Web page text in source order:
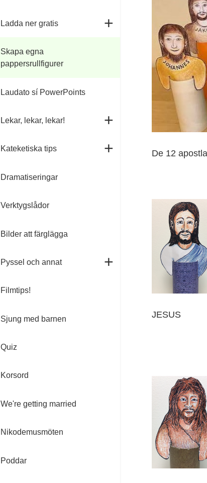
Ladda ner gratis
Skapa egna
pappersrullfigurer
Laudato sí PowerPoints
Lekar, lekar, lekar!
Kateketiska tips
Dramatiseringar
Verktygslådor
Bilder att färglägga
Pyssel och annat
Filmtips!
Sjung med barnen
Quiz
Korsord
We're getting married
Nikodemusmöten
Poddar
De 12
JESUS